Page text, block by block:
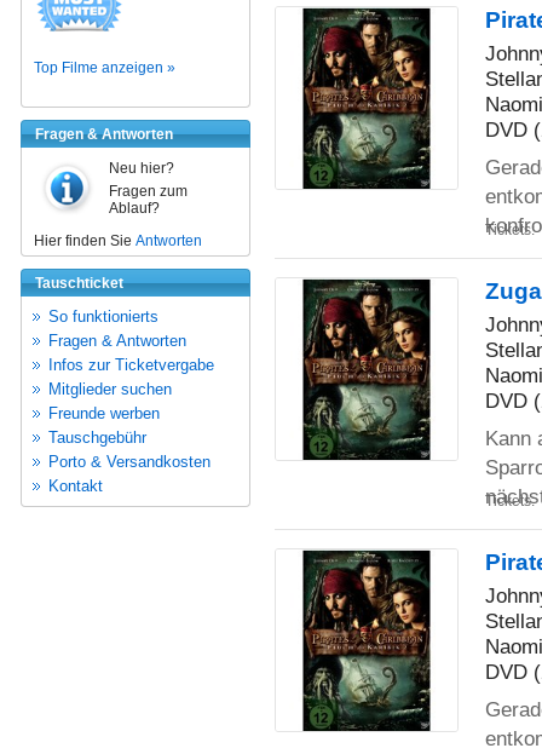
Top Filme anzeigen »
Fragen & Antworten
Neu hier?
Fragen zum
Ablauf?
Hier finden Sie Antworten
Tauschticket
So funktionierts
Fragen & Antworten
Infos zur Ticketvergabe
Mitglieder suchen
Freunde werben
Tauschgebühr
Porto & Versandkosten
Kontakt
DVD
Tickets:
DVD
Kann
Tickets:
DVD